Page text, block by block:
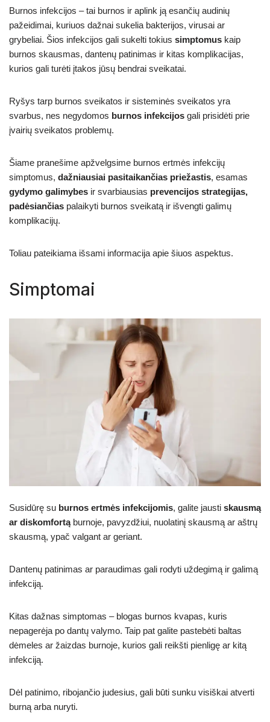
Burnos infekcijos – tai burnos ir aplink ją esančių audinių
pažeidimai, kuriuos dažnai sukelia bakterijos, virusai ar
grybeliai. Šios infekcijos gali sukelti tokius simptomus kaip
burnos skausmas, dantenų patinimas ir kitas komplikacijas,
kurios gali turėti įtakos jūsų bendrai sveikatai.
Ryšys tarp burnos sveikatos ir sisteminės sveikatos yra
svarbus, nes negydomos burnos infekcijos gali prisidėti prie
įvairių sveikatos problemų.
Šiame pranešime apžvelgsime burnos ertmės infekcijų
simptomus, dažniausiai pasitaikančias priežastis, esamas
gydymo galimybes ir svarbiausias prevencijos strategijas,
padėsiančias palaikyti burnos sveikatą ir išvengti galimų
komplikacijų.
Toliau pateikiama išsami informacija apie šiuos aspektus.
Simptomai
Susidūrę su burnos ertmės infekcijomis, galite jausti skausmą
ar diskomfortąburnoje, pavyzdžiui, nuolatinį skausmą ar aštrų
skausmą, ypač valgant ar geriant.
Dantenų patinimas ar paraudimas gali rodyti uždegimą ir galimą
infekciją.
Kitas dažnas simptomas – blogas burnos kvapas, kuris
nepagerėja po dantų valymo. Taip pat galite pastebėti baltas
dėmeles ar žaizdas burnoje, kurios gali reikšti pienligę ar kitą
infekciją.
Dėl patinimo, ribojančio judesius, gali būti sunku visiškai atverti
burną arba nuryti.